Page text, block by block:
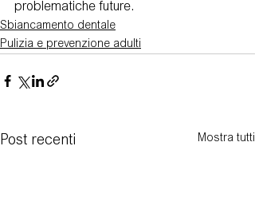
problematiche future.
Sbiancamento dentale
Pulizia e prevenzione adulti
Post recenti Mostra tutti